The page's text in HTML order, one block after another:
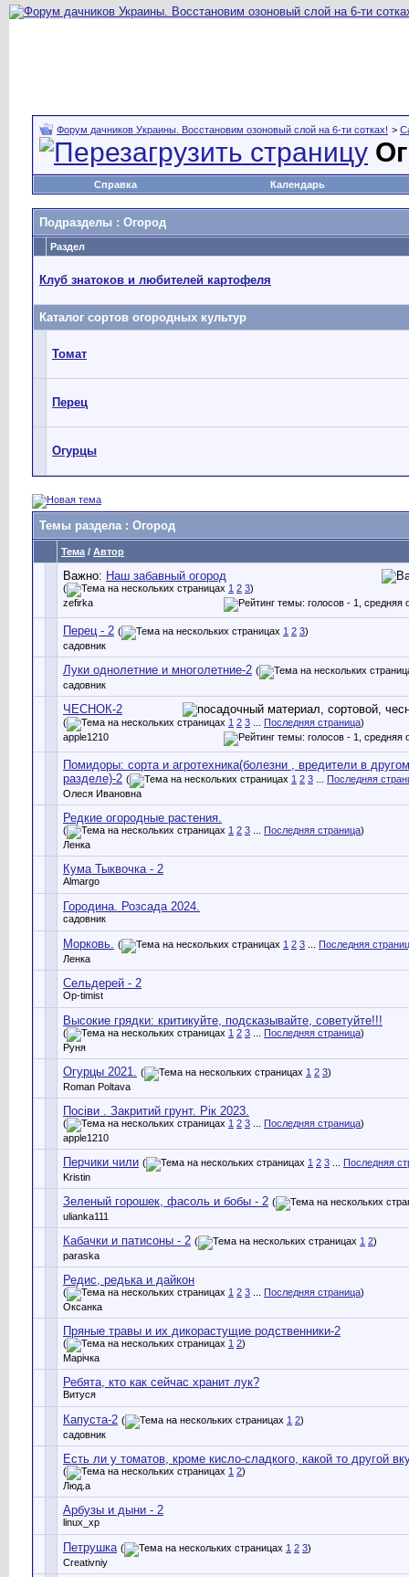
Форум дачников Украины. Восстановим озоновый слой на 6-ти сотках! >
Справка Календарь
Подразделы : Огород
Раздел
Клуб знатоков и любителей картофеля
Каталог сортов огородных культур
Томат
Перец
Огурцы
Темы раздела: Огород
Тема / Автор
Важно: Наш забавный огород
( 1 2 3)
zefirka
Перец - 2 ( 1 2 3)
садовник
Луки однолетние и многолетние-2 (
садовник
ЧЕСНОК-2
( 1 2 3 Последняя страница)
apple1210
Помидоры: сорта и агротехника(болезни , вредители в другом
разделе)-2 ( 1 2 3
Последняя
Олеся Ивановна
Редкие огородные растения.
( 1 2 3 Последняя страница)
Ленка
Кума Тыквочка - 2
Almargo
Городина. Розсада 2024.
садовник
Морковь. ( 1 2 3
Последняя
Ленка
Сельдерей - 2
Op-timist
Высокие грядки: критикуйте, подсказывайте, советуйте!!!
( 1 2 3 Последняя страница)
Руня
Огурцы 2021. ( 1 2 3)
Roman Poltava
Посіви . Закритий грунт. Рік 2023.
( 1 2 3 Последняя страница)
apple1210
Перчики чили ( 1 2 3
Последняя
Kristin
Зеленый горошек, фасоль и бобы - 2 (
ulianka111
Кабачки и патисоны - 2 ( 1 2)
paraska
Редис, редька и дайкон
( 1 2 3 Последняя страница)
Оксанка
Пряные травы и их дикорастущие родственники-2
( 1 2)
Марічка
Ребята, кто как сейчас хранит лук?
Витуся
Капуста-2 ( 1 2)
садовник
Есть ли у томатов, кроме кисло-сладкого, какой то другой
( 1 2)
Люд.а
Арбузы и дыни - 2
linux_xp
Петрушка ( 1 2 3)
Creativniy